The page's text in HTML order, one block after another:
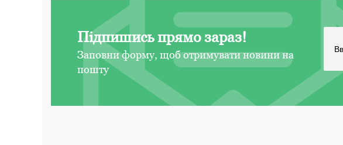
Підпишись прямо зараз!
Заповни форму, щоб отримувати новини на
пошту